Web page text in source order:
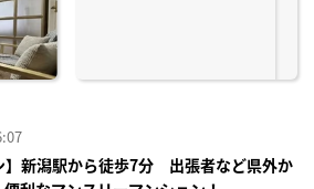
】新潟駅から徒歩7分 出張者など県外か